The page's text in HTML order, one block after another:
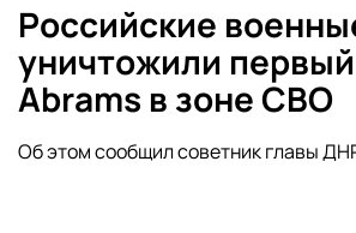
Российские
уничтожили
Abrams в зоне СВО
Об этом сообщил советник главы